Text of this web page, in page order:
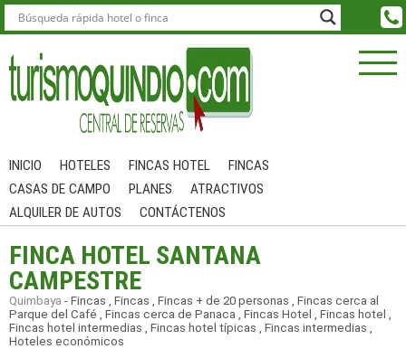
INICIO HOTELES FINCAS HOTEL
FINCAS
CASAS DE CAMPO
PLANES
ATRACTIVOS
ALQUILER DE AUTOS
CONTÁCTENOS
FINCA HOTEL SANTANA
CAMPESTRE
Quimbaya - Fincas , Fincas , Fincas + de 20 personas , Fincas cerca al
Parque del Café , Fincas cerca de Panaca , Fincas Hotel , Fincas hotel ,
Fincas hotel intermedias , Fincas hotel típicas , Fincas intermedias ,
Hoteles económicos